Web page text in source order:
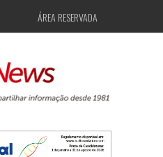
ÁREA RESERVADA